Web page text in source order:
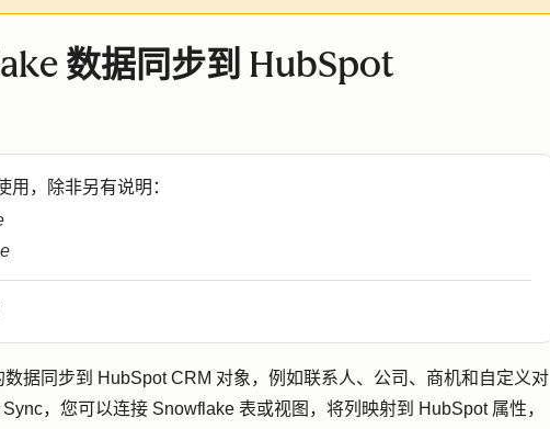
数据同步到 HubSpot
用，除非另有说明：
据同步到 HubSpot CRM 对象，例如联系人、公司、商机和自定义对
，您可以连接 Snowflake 表或视图，将列映射到 HubSpot 属性，